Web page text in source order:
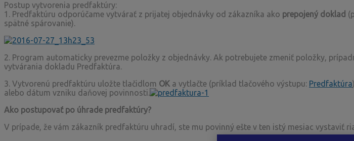
Postup vytvorenia predfaktúry:
1. Predfaktúru odporúčame vytvárať z prijatej objednávky od zákazníka ako prepojený doklad
spätné spárovanie).
2. Program automaticky prevezme položky z objednávky. Ak potrebujete zmeniť položky,
vytvárania dokladu Predfaktúra.
3. Vytvorenú predfaktúru uložte tlačidlom OK a vytlačte (príklad tlačového výstupu: Predfaktúra
alebo dátum vzniku daňovej povinnosti.
Ako postupovať po úhrade predfaktúry?
V prípade, že vám zákazník predfaktúru uhradí, ste mu povinný ešte v ten istý mesiac vystaviť